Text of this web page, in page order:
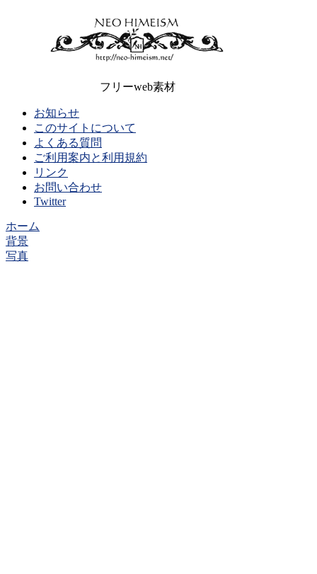
フリーweb素材
お知らせ
このサイトについて
よくある質問
ご利用案内と利用規約
リンク
お問い合わせ
Twitter
ホーム
背景
写真